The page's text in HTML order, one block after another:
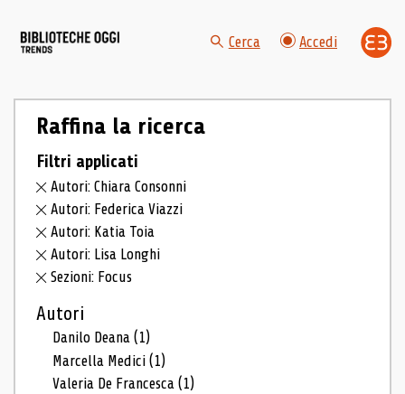
Cerca Accedi
Raffina la ricerca
Filtri applicati
Autori: Chiara Consonni
Autori: Federica Viazzi
Autori: Katia Toia
Autori: Lisa Longhi
Sezioni: Focus
Autori
Danilo Deana(1)
Marcella Medici(1)
Valeria De Francesca(1)